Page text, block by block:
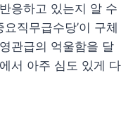
응하고 있는지 알 수
직무급수당’이 구체
관급의 억울함을 달
서 아주 심도 있게 다